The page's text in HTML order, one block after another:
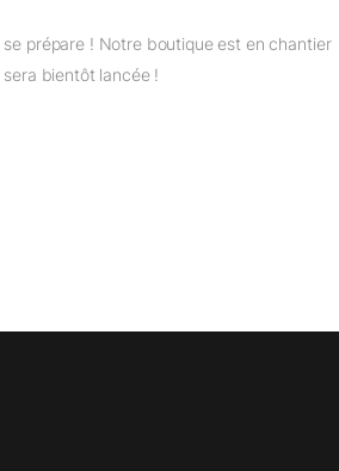
se prépare ! Notre boutique est en chantier
sera bientôt lancée !